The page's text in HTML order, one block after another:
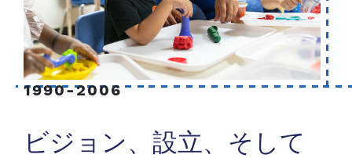
1990-2006
ビジョン、設立、そして